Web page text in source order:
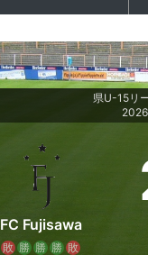
県U-15リ
FC Fujisawa
敗 勝 勝 勝 敗